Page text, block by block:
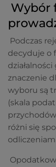
Wybór
Podczas
decyduje o
znaczenie
wyboru są
(skala
różni się